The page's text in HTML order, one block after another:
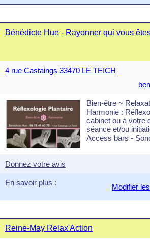
Bénédicte Hue - Rayonner qui vous
4 rue Castaings 33470 LE TEICH
Bien-être ~
Harmonie :
cabinet ou à votre
séance et/ou
Access bars -
Donnez votre avis
En savoir plus : Modifier
Reine-May Relax'Action